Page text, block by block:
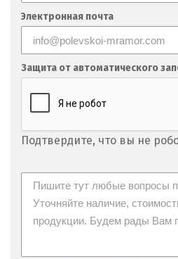
Нижний Новгород
Нижний Тагил
Новгород
Новокоалиновый
Новороссийск
Новосибирск
Электронная почта
Защита от автоматического
Подтвердите, что вы не